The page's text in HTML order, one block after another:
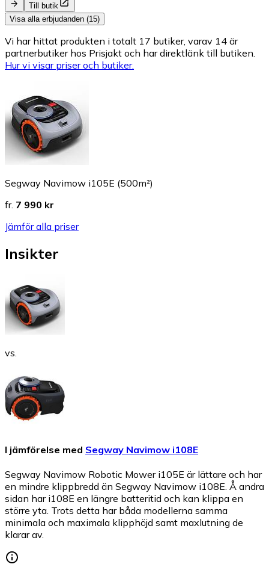
Till butik
Visa alla erbjudanden (15)
Vi har hittat produkten i totalt 17 butiker, varav 14 är
partnerbutiker hos Prisjakt och har direktlänk till butiken.
Hur vi visar priser och butiker.
Segway Navimow i105E (500m²)
fr. 7 990 kr
Jämför alla priser
Insikter
vs.
I jämförelse med Segway Navimow i108E
Segway Navimow Robotic Mower i105E är lättare och har
en mindre klippbredd än Segway Navimow i108E. Å andra
sidan har i108E en längre batteritid och kan klippa en
större yta. Trots detta har båda modellerna samma
minimala och maximala klipphöjd samt maxlutning de
klarar av.